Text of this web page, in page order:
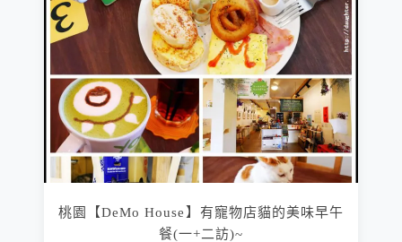
桃園【DeMo House】有寵物店貓的美味早午
餐(一+二訪)~